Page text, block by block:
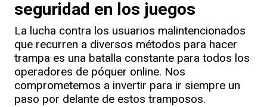
seguridad en los juegos
La lucha contra los usuarios malintencionados
que recurren a diversos métodos para hacer
trampa es una batalla constante para todos los
operadores de póquer online. Nos
comprometemos a invertir para ir siempre un
paso por delante de estos tramposos.